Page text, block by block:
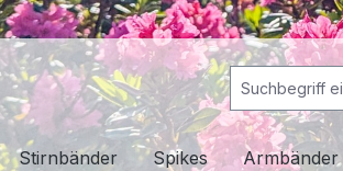
Stirnbänder Spikes Armbänder